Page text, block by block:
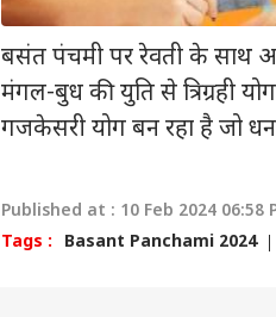
बसंत पंचमी पर रेवती के साथ
मंगल-बुध की युति से त्रिग्रही
गजकेसरी योग बन रहा है जो
Published at : 10 Feb 2024 06:58
Tags :
Basant Panchami 2024
गृह